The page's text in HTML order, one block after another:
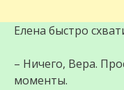
Елена быстро
– Ничего, Вера.
моменты.